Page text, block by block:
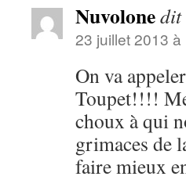
Nuvolone
23 juillet 2013
On va
Toupet!!!!
choux à qui
grimaces de
faire mieux